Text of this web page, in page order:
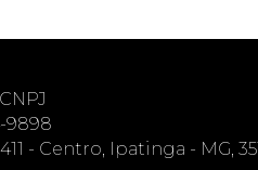
9898
- Centro, Ipatinga - MG,